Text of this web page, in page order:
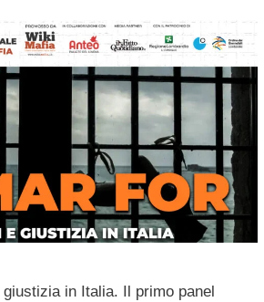
giustizia in Italia. Il primo panel